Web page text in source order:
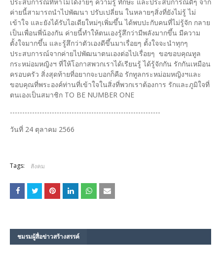
ค่ายนี้สามารถนำไปพัฒนา ปรับเปลี่ยน ในหลายๆสิ่งที่ยังไม่รู้ ไม่
เข้าใจ และยังได้รับไอเดียใหม่ๆเพิ่มขึ้น ได้พบปะกับคนที่ไม่รู้จัก กลาย
เป็นเพื่อนพี่น้องกัน ค่ายนี้ทำให้ตนเองรู้สึกว่ามีพลังมากขึ้น มีความ
ตั้งใจมากขึ้น และรู้สึกว่าตัวเองดีขึ้นมาเรื่อยๆ ตั้งใจจะนำทุกๆ
ประสบการณ์จากค่ายไปพัฒนาตนเองต่อไปเรื่อยๆ ขอขอบคุณทูล
กระหม่อมหญิงฯ ที่ให้โอกาสพวกเราได้เรียนรู้ ได้รู้จักกัน รักกันเหมือน
ครอบครัว สิ่งสุดท้ายที่อยากจะบอกก็คือ รักทูลกระหม่อมหญิงฯและ
ขอบคุณที่พระองค์ท่านที่เข้าใจในสิ่งที่พวกเราต้องการ รักและภูมิใจที่
ตนเองเป็นสมาชิก TO BE NUMBER ONE
-------------------------------------------------------------
วันที่ 24 ตุลาคม 2566
Tags: สังคม
ชมรม​ผู้สื่อข่าวสร้างสรรค์​